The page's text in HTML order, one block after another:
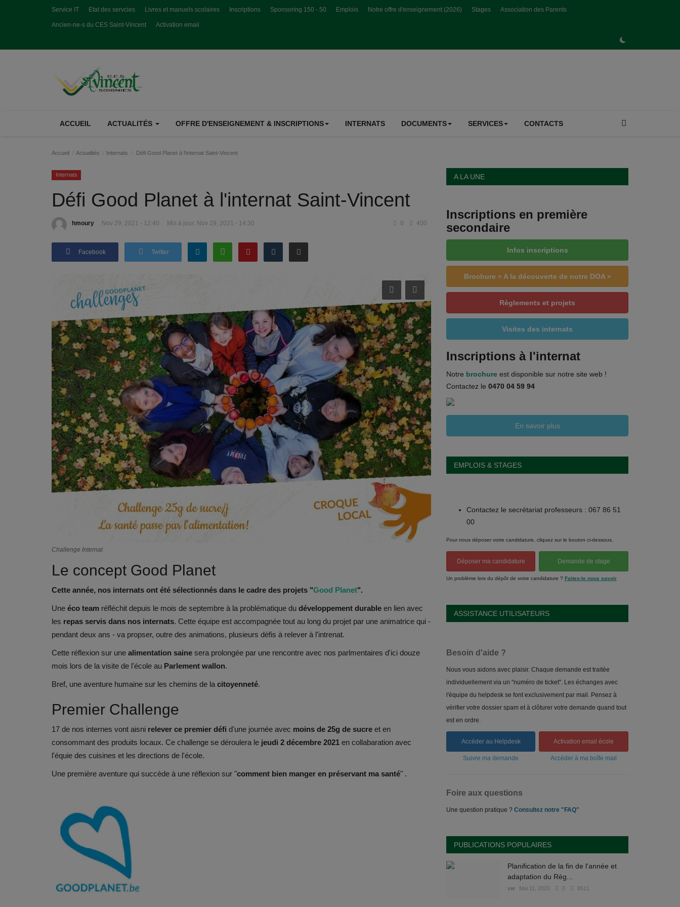
Service IT Etat des servcies Livres et manuels scolaires Inscriptions Sponsoring 150 - 50 Emplois Notre offre d'enseignement (2026) Stages Association des Parents
Ancien-ne-s du CES Saint-Vincent Activation email
ACCUEIL ACTUALITÉS OFFRE D'ENSEIGNEMENT & INSCRIPTIONS INTERNATS DOCUMENTS SERVICES CONTACTS
Accueil Actualités Internats Défi Good Planet à l'internat Saint-Vincent
Internats
Défi Good Planet à l'internat Saint-Vincent
hmoury Nov 29, 2021 - 12:40 Mis à jour: Nov 29, 2021 - 14:30 0 400
Facebook Twitter
Challenge Internat
Le concept Good Planet
Cette année, nos internats ont été sélectionnés dans le cadre des projets "Good Planet".
Une éco team réfléchit depuis le mois de septembre à la problématique du développement durable en lien avec
les repas servis dans nos internats. Cette équipe est accompagnée tout au long du projet par une animatrice qui -
pendant deux ans - va propser, outre des animations, plusieurs défis à relever à l'intrenat.
Cette réflexion sur une alimentation saine sera prolongée par une rencontre avec nos parlmentaires d'ici douze
mois lors de la visite de l'école au Parlement wallon.
Bref, une aventure humaine sur les chemins de la citoyenneté.
Premier Challenge
17 de nos internes vont aisni relever ce premier défi d'une journée avec moins de 25g de sucre et en
consommant des produits locaux. Ce challenge se déroulera le jeudi 2 décembre 2021 en collabaration avec
l'équie des cuisines et les directions de l'école.
Une première aventure qui succède à une réflexion sur "comment bien manger en préservant ma santé" .
A LA UNE
Inscriptions en première
secondaire
Infos inscriptions
Brochure « A la découverte de notre DOA »
Règlements et projets
Visites des internats
Inscriptions à l'internat
Notre brochure est disponible sur notre site web !
Contactez le 0470 04 59 94
En savoir plus
EMPLOIS & STAGES
Contactez le secrétariat professeurs : 067 86 51
00
Pour nous déposer votre candidature, cliquez sur le bouton ci-dessous.
Déposer ma candidature Demande de stage
Un problème lors du dépôt de votre candidature ? Faites-le nous savoir
ASSISTANCE UTILISATEURS
Besoin d'aide ?
Nous vous aidons avec plaisir. Chaque demande est traitée
individuellement via un "numéro de ticket". Les échanges avec
l'équipe du helpdesk se font exclusivement par mail. Pensez à
vérifier votre dossier spam et à clôturer votre demande quand tout
est en ordre.
Accéder au Helpdesk Activation email école
Suivre ma demande Accéder à ma boîte mail
Foire aux questions
Une question pratique ? Consultez notre "FAQ"
PUBLICATIONS POPULAIRES
Planification de la fin de l'année et
adaptation du Règ...
vw Mai 11, 2020 0 8511